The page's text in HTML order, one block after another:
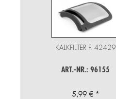
KALKFILTER F. 42429
ART.-NR.: 96155
5,99 € *